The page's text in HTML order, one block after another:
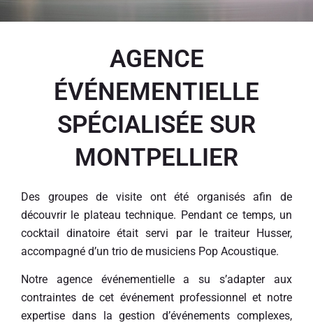
AGENCE
ÉVÉNEMENTIELLE
SPÉCIALISÉE SUR
MONTPELLIER
Des groupes de visite ont été organisés afin de
découvrir le plateau technique. Pendant ce temps, un
cocktail dinatoire était servi par le traiteur Husser,
accompagné d’un trio de musiciens Pop Acoustique.
Notre agence événementielle a su s’adapter aux
contraintes de cet événement professionnel et notre
expertise dans la gestion d’événements complexes,